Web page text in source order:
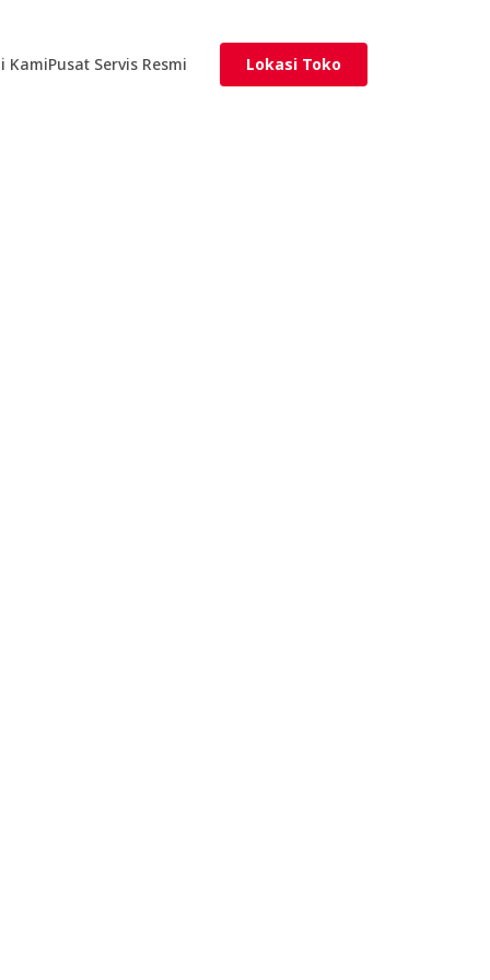
KamiPusat Servis Resmi Lokasi Toko